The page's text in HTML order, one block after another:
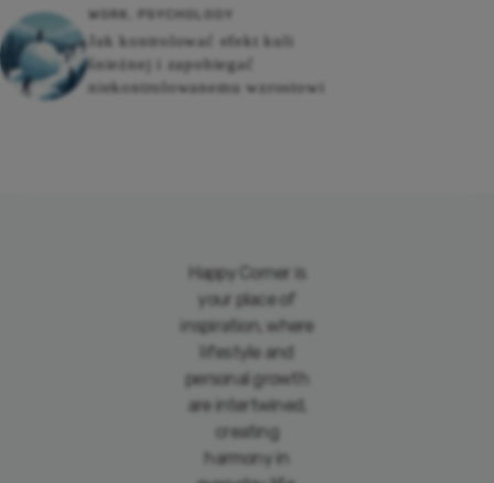
WORK PSYCHOLOGY
Jak kontrolować efekt kuli
śnieżnej i zapobiegać
niekontrolowanemu wzrostowi
Happy Corner is
your place of
inspiration, where
lifestyle and
personal growth
are intertwined,
creating
harmony in